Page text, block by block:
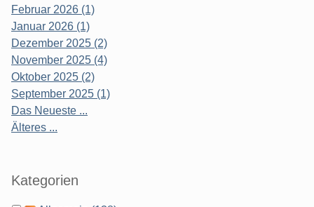
Februar 2026 (1)
Januar 2026 (1)
Dezember 2025 (2)
November 2025 (4)
Oktober 2025 (2)
September 2025 (1)
Das Neueste ...
Älteres ...
Kategorien